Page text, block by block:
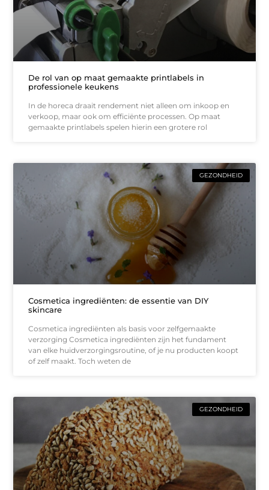
De rol van op maat gemaakte printlabels in
professionele keukens
In de horeca draait rendement niet alleen om inkoop en
verkoop, maar ook om efficiënte processen. Op maat
gemaakte printlabels spelen hierin een grotere rol
GEZONDHEID
Cosmetica ingrediënten: de essentie van DIY
skincare
Cosmetica ingrediënten als basis voor zelfgemaakte
verzorging Cosmetica ingrediënten zijn het fundament
van elke huidverzorgingsroutine, of je nu producten koopt
of zelf maakt. Toch weten de
GEZONDHEID